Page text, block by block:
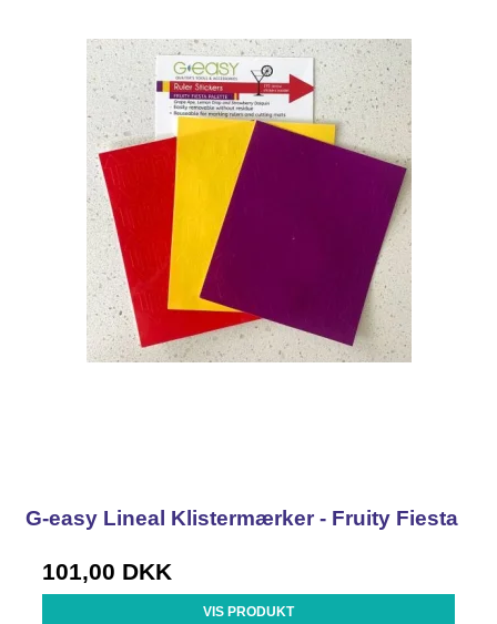
G-easy Lineal Klistermærker - Fruity Fiesta
101,00 DKK
VIS PRODUKT